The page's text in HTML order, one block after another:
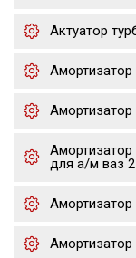
Актуатор
Амортизатор
для а/м ваз
Амортизатор